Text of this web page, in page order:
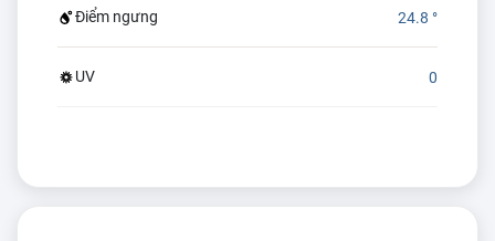
Điểm ngưng 24.8 °
UV 0